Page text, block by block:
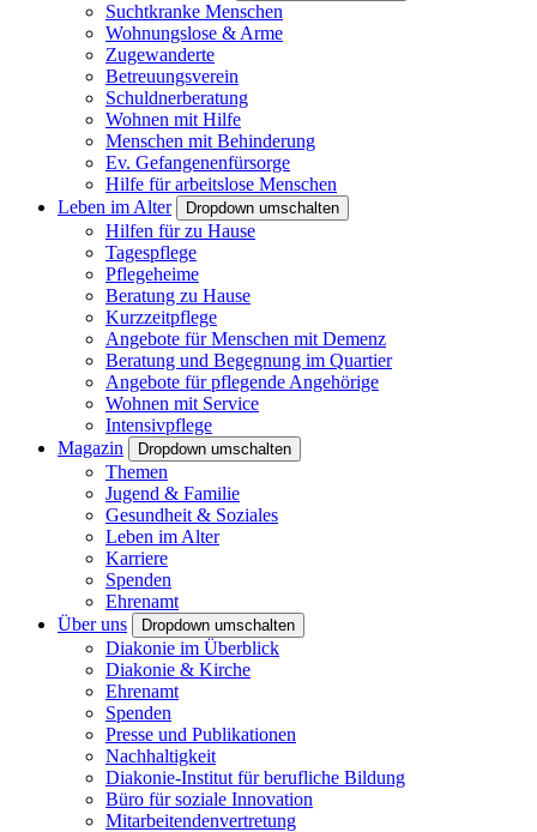
Suchtkranke Menschen
Wohnungslose & Arme
Zugewanderte
Betreuungsverein
Schuldnerberatung
Wohnen mit Hilfe
Menschen mit Behinderung
Ev. Gefangenenfürsorge
Hilfe für arbeitslose Menschen
Leben im Alter
Dropdown umschalten
Hilfen für zu Hause
Tagespflege
Pflegeheime
Beratung zu Hause
Kurzzeitpflege
Angebote für Menschen mit Demenz
Beratung und Begegnung im Quartier
Angebote für pflegende Angehörige
Wohnen mit Service
Intensivpflege
Magazin
Dropdown umschalten
Themen
Jugend & Familie
Gesundheit & Soziales
Leben im Alter
Karriere
Spenden
Ehrenamt
Über uns
Dropdown umschalten
Diakonie im Überblick
Diakonie & Kirche
Ehrenamt
Spenden
Presse und Publikationen
Nachhaltigkeit
Diakonie-Institut für berufliche Bildung
Büro für soziale Innovation
Mitarbeitendenvertretung